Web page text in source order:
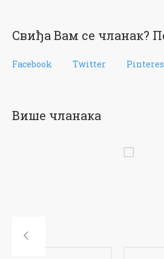
Свиђа Вам се чланак?
Facebook Twitter
Више чланака